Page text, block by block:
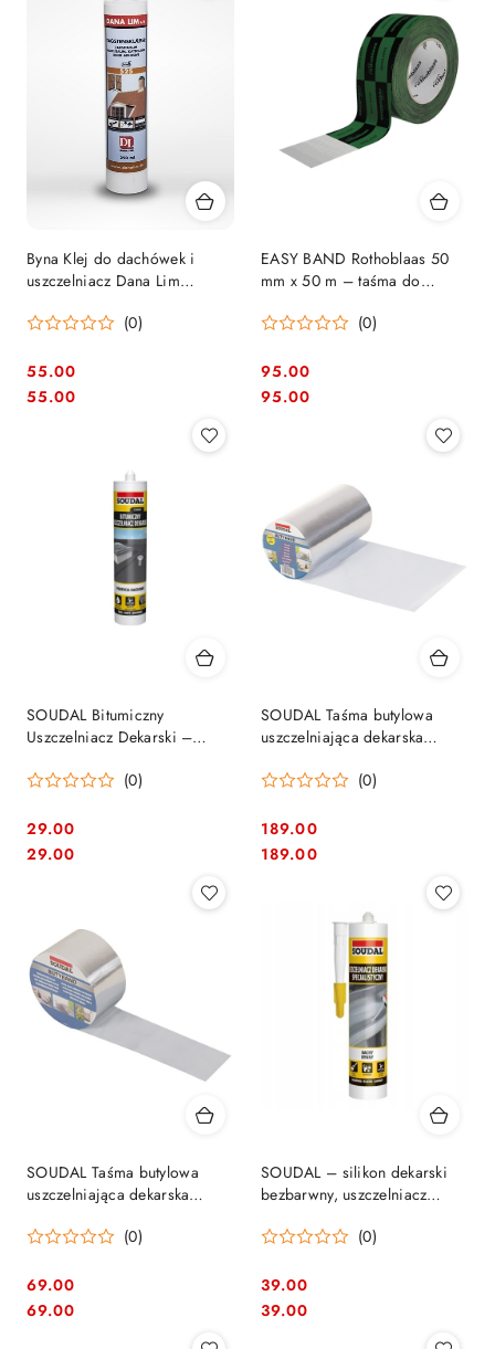
Byna Klej do dachówek i
uszczelniacz Dana Lim
(0)
Cena:
55.00
Cena:
55.00
EASY BAND Rothoblaas 50
mm x 50 m – taśma do
(0)
Cena:
95.00
Cena:
95.00
SOUDAL Bitumiczny
Uszczelniacz Dekarski –
(0)
Cena:
29.00
Cena:
29.00
SOUDAL Taśma butylowa
uszczelniająca dekarska
(0)
Cena:
189.00
Cena:
189.00
SOUDAL Taśma butylowa
uszczelniająca dekarska
(0)
Cena:
69.00
Cena:
69.00
SOUDAL – silikon dekarski
bezbarwny, uszczelniacz
(0)
Cena:
39.00
Cena:
39.00